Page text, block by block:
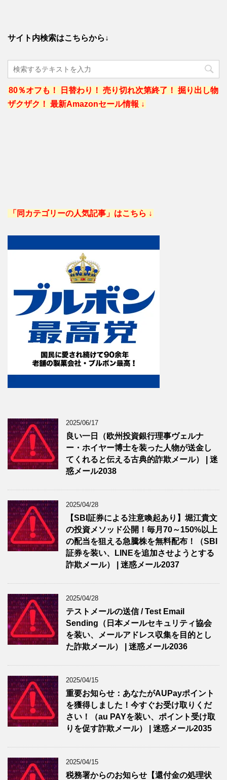
サイト内検索はこちらから↓
80％オフも！ 日替わり！ 売り切れ次第終了！ 掘り出し物
ザクザク！ 最新Amazonセール情報 ↓
「同カテゴリーの人気記事」はこちら ↓
2025/06/17
良い一日（欧州投資銀行理事ヴェルナ
ー・ホイヤー博士を装った人物が送金し
てくれると伝える古典的詐欺メール） | 迷
惑メール2038
2025/04/28
【SBI証券による注意喚起あり】堀江貴文
の投資メソッド公開！毎月70～150%以上
の配当を狙える急騰株を無料配布！（SBI
証券を装い、LINEを追加させようとする
詐欺メール） | 迷惑メール2037
2025/04/28
テストメールの送信 / Test Email
Sending（日本メールセキュリティ協会
を装い、メールアドレス収集を目的とし
た詐欺メール） | 迷惑メール2036
2025/04/15
重要お知らせ：あなたがAUPayポイント
を獲得しました！今すぐお受け取りくだ
さい！（au PAYを装い、ポイント受け取
りを促す詐欺メール） | 迷惑メール2035
2025/04/15
税務署からのお知らせ【還付金の処理状